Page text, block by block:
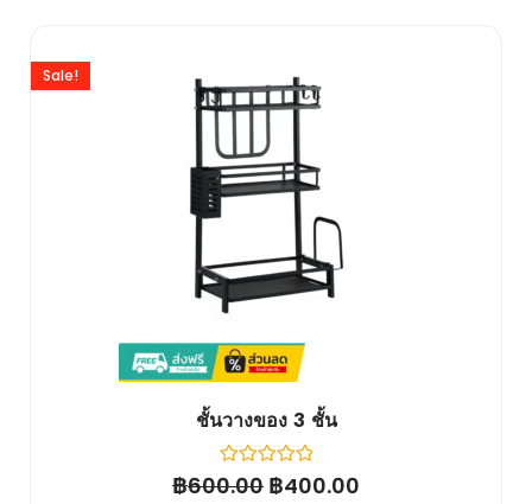
ชั้นวางของ 3 ชั้น
Rated
0
Sale!
฿600.00 ฿400.00